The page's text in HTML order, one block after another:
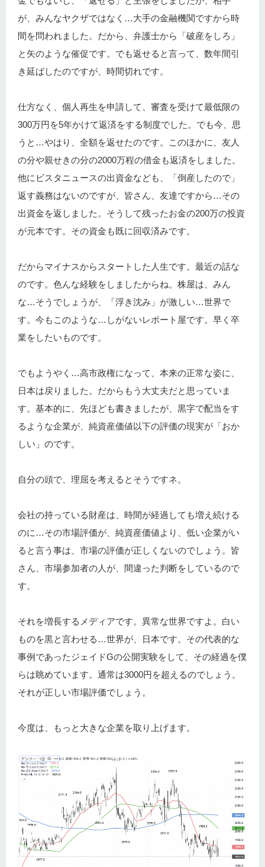
が、みんなヤクザではなく…大手の金融機関ですから時
間を問われました。だから、弁護士から「破産をしろ」
と矢のような催促です。でも返せると言って、数年間引
き延ばしたのですが、時間切れです。
仕方なく、個人再生を申請して、審査を受けて最低限の
300万円を5年かけて返済をする制度でした。でも今、思
うと…やはり、全額を返せたのです。このほかに、友人
の分や親せきの分の2000万程の借金も返済をしました。
他にビスタニュースの出資金なども、「倒産したので」
返す義務はないのですが、皆さん、友達ですから…その
出資金を返しました。そうして残ったお金の200万の投資
が元本です。その資金も既に回収済みです。
だからマイナスからスタートした人生です。最近の話な
のです。色んな経験をしましたからね。株屋は、みん
な…そうでしょうが、「浮き沈み」が激しい…世界で
す。今もこのような…しがないレポート屋です。早く卒
業をしたいものです。
でもようやく…高市政権になって、本来の正常な姿に、
日本は戻りました。だからもう大丈夫だと思っていま
す。基本的に、先ほども書きましたが、黒字で配当をす
るような企業が、純資産価値以下の評価の現実が「おか
しい」のです。
自分の頭で、理屈を考えるとそうですネ。
会社の持っている財産は、時間が経過しても増え続ける
のに…その市場評価が、純資産価値より、低い企業がい
ると言う事は、市場の評価が正しくないのでしょう。皆
さん、市場参加者の人が、間違った判断をしているので
す。
それを増長するメディアです。異常な世界ですよ。白い
ものを黒と言わせる…世界が、日本です。その代表的な
事例であったジェイドGの公開実験をして、その経過を僕
らは眺めています。通常は3000円を超えるのでしょう。
それが正しい市場評価でしょう。
今度は、もっと大きな企業を取り上げます。